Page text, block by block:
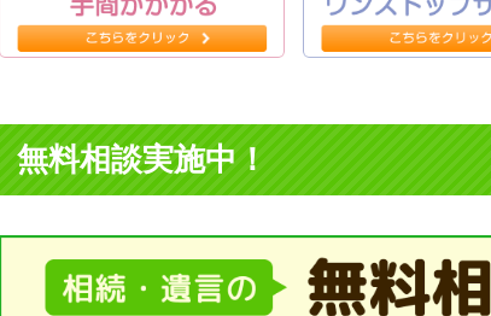
無料相談実施中！